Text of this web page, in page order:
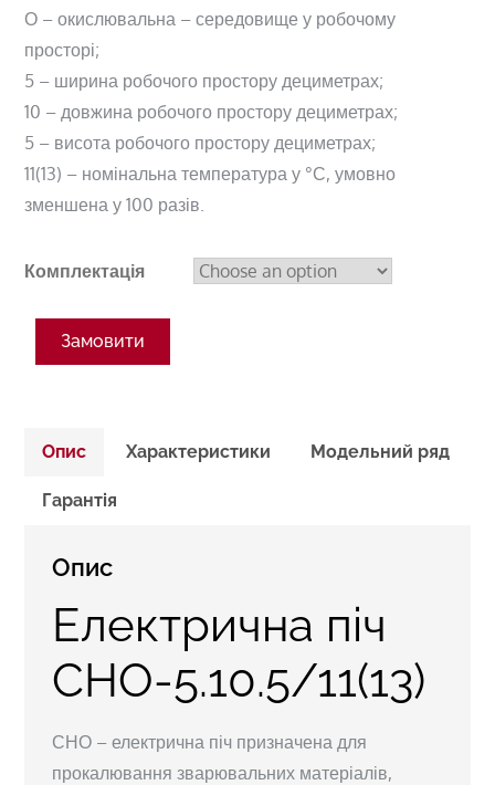
О – окислювальна – середовище у робочому
просторі;
5 – ширина робочого простору дециметрах;
10 – довжина робочого простору дециметрах;
5 – висота робочого простору дециметрах;
11(13) – номінальна температура у °С, умовно
зменшена у 100 разів.
Комплектація
Замовити
Опис Характеристики Модельний ряд
Гарантія
Опис
Електрична піч
СНО-5.10.5/11(13)
СНО – електрична піч призначена для
прокалювання зварювальних матеріалів,